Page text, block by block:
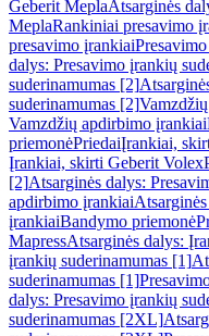
Geberit MeplaAtsarginės
MeplaRankiniai presavimo
presavimo įrankiai
dalys: Presavimo įrankių
suderinamumas [2]
suderinamumas [2]
Vamzdžių apdirbimo įrankiai
priemonėPriedaiĮrankiai,
Įrankiai, skirti Geberit Volex
[2]Atsarginės dalys:
apdirbimo įrankiai
įrankiaiBandymo priemonė
MapressAtsarginės dalys:
įrankių suderinamumas [1]
suderinamumas [1]
dalys: Presavimo įrankių
suderinamumas [2XL]